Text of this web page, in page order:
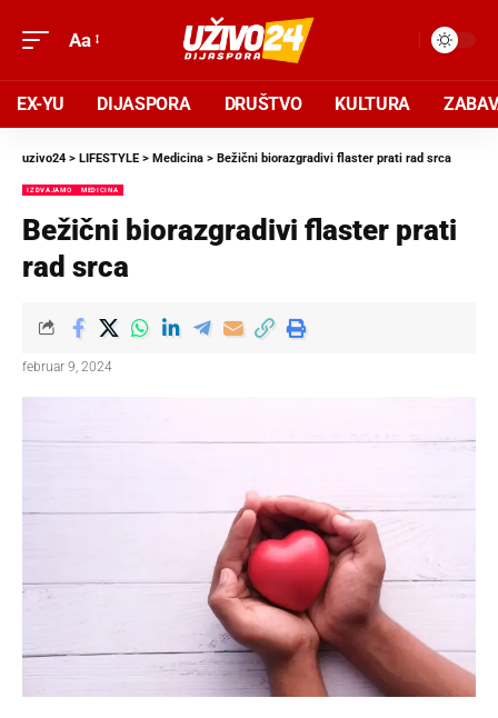
Aa
EX-YU DIJASPORA DRUŠTVO KULTURA
uzivo24 > LIFESTYLE > Medicina > Bežični biorazgradivi flaster prati rad srca
IZDVAJAMO MEDICINA
Bežični biorazgradivi flaster prati
rad srca
februar 9, 2024